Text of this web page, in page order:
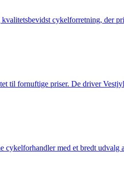
cykelforretning, der
til fornuftige priser. De driver
cykelforhandler med et bredt